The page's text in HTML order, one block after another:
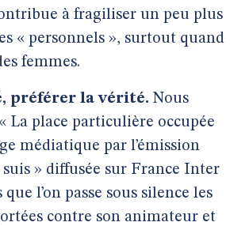
à fragiliser un peu plus
« personnels », surtout quand
femmes.
préférer la vérité. Nous
La place particulière occupée
médiatique par l’émission
suis » diffusée sur France Inter
l’on passe sous silence les
contre son animateur et